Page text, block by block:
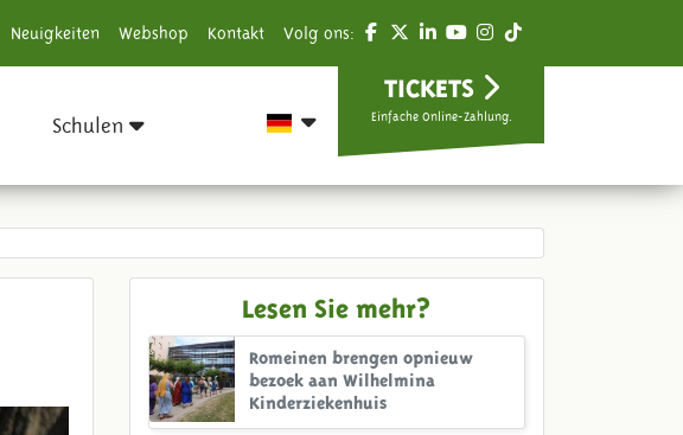
Neuigkeiten Webshop Kontakt Volg ons:
Schulen
TICKETS
Einfache Online-Zahlung.
Lesen Sie mehr?
Romeinen brengen opnieuw
bezoek aan Wilhelmina
Kinderziekenhuis